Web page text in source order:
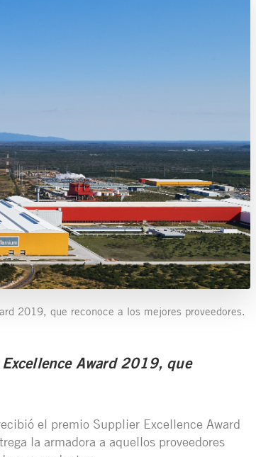
2019, que reconoce a los mejores proveedores.
Award 2019, que
el premio Supplier Excellence Award
la armadora a aquellos proveedores